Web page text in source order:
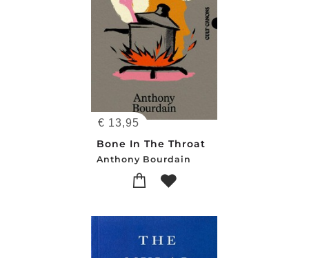
€ 13,95
Bone In The Throat
Anthony Bourdain